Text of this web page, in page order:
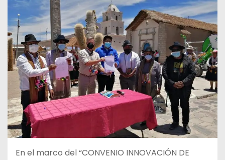
En el marco del “CONVENIO INNOVACIÓN DE